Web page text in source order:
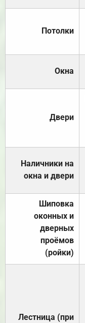
Потолки
Окна
Двери
Наличники на
окна и двери
Шиповка
оконных и
дверных
проёмов
(ройки)
Лестница (при